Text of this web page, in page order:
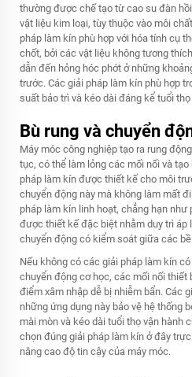
thường được chế tạo từ cao su đàn
vật liệu kim loại, tùy thuộc vào môi
pháp làm kín phù hợp với hóa tính cụ
chốt, bởi các vật liệu không tương
dẫn đến hỏng hóc phớt ở những
trước. Các giải pháp làm kín phù hợp
suất bảo trì và kéo dài đáng kể tuổi
Bù rung và chuyển
Máy móc công nghiệp tạo ra rung
tục, có thể làm lỏng các mối nối và
pháp làm kín được thiết kế cho môi
chuyển động này mà không làm mất
pháp làm kín linh hoạt, chẳng hạn như
được thiết kế đặc biệt nhằm duy trì áp
chuyển động có kiểm soát giữa các
Nếu không có các giải pháp làm kín
chuyển động cơ học, các mối nối thiết
điểm xâm nhập dễ bị nhiễm bẩn. Các
những ứng dụng này bảo vệ hệ thống
mài mòn và kéo dài tuổi thọ vận hành
chọn đúng giải pháp làm kín ở đây
nâng cao độ tin cậy của máy móc.